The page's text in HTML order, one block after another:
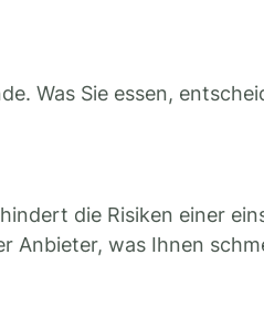
Was Sie essen,
die Risiken einer
Anbieter, was Ihnen